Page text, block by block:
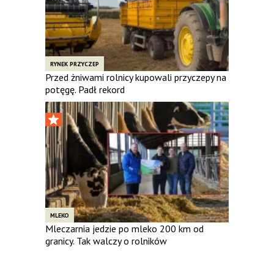
RYNEK PRZYCZEP
Przed żniwami rolnicy kupowali przyczepy na
potęgę. Padł rekord
MLEKO
Mleczarnia jedzie po mleko 200 km od
granicy. Tak walczy o rolników